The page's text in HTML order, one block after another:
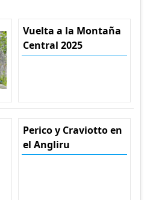
Vuelta a la Montaña
Central 2025
Perico y Craviotto en
el Angliru